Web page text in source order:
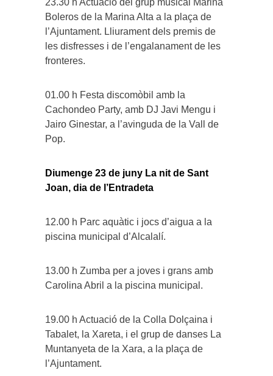
Boleros de la Marina Alta a la plaça de
l’Ajuntament. Lliurament dels premis de
les disfresses i de l’engalanament de les
fronteres.
01.00 h Festa discomòbil amb la
Cachondeo Party, amb DJ Javi Mengu i
Jairo Ginestar, a l’avinguda de la Vall de
Pop.
Diumenge 23 de juny La nit de Sant
Joan, dia de l’Entradeta
12.00 h Parc aquàtic i jocs d’aigua a la
piscina municipal d’Alcalalí.
13.00 h Zumba per a joves i grans amb
Carolina Abril a la piscina municipal.
19.00 h Actuació de la Colla Dolçaina i
Tabalet, la Xareta, i el grup de danses La
Muntanyeta de la Xara, a la plaça de
l’Ajuntament.